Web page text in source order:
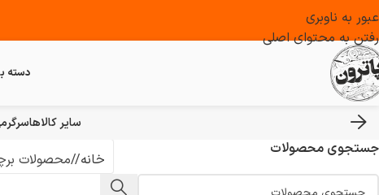
عبور به ناوبری
رفتن به محتوای اصلی
دسته
سایر کالاها
جستجوی محصولات
خانه/ محصولات